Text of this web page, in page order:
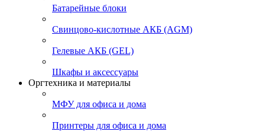
Батарейные блоки
Свинцово-кислотные АКБ (AGM)
Гелевые АКБ (GEL)
Шкафы и аксессуары
Оргтехника и материалы
МФУ для офиса и дома
Принтеры для офиса и дома